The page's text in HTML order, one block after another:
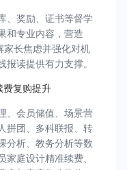
、奖励、证书等督学
和专业内容，营造
家长焦虑并强化对机
读提供有力支撑。
费复购提升
、会员储值、场景营
拼团、多科联报、转
分析、教务分析等数
庭设计精准续费、